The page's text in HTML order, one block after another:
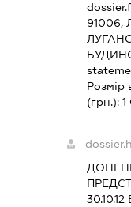
91006,
Розмір
(грн.):
30.10.12